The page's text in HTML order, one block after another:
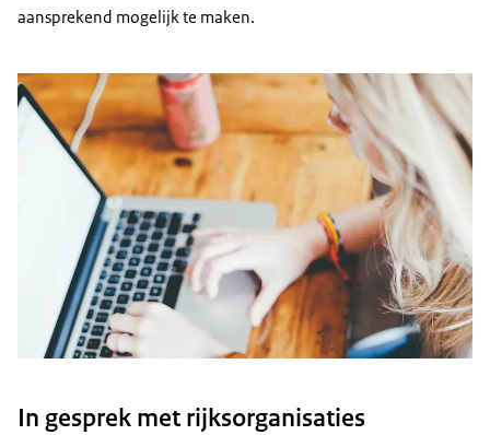
aansprekend mogelijk te maken.
In gesprek met rijksorganisaties